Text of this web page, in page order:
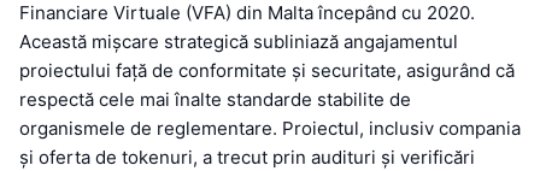
Financiare Virtuale (VFA) din Malta începând cu 2020.
Această mișcare strategică subliniază angajamentul
proiectului față de conformitate și securitate, asigurând că
respectă cele mai înalte standarde stabilite de
organismele de reglementare. Proiectul, inclusiv compania
și oferta de tokenuri, a trecut prin audituri și verificări